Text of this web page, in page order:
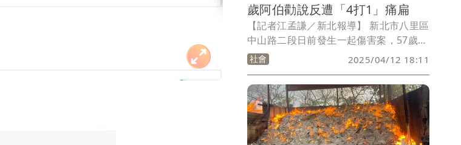
歲阿伯勸說反遭「4打1」痛扁
【記者江孟謙／新北報導】 新北市八里區
中山路二段日前發生一起傷害案，57歲楊
姓男子不滿21歲秦男等人深夜在公園飲酒
喧嘩，上前勸導時，反遭對方「4打1」痛
扁，楊男因臉頰紅腫及膝蓋擦挫傷，提出
傷害告訴，警方依法偵辦。
社會 2025/04/12 18:11